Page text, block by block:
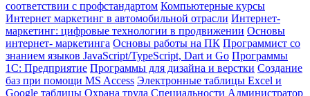
соответствии с профстандартом Компьютерные курсы
Интернет маркетинг в автомобильной отрасли Интернет-
маркетинг: цифровые технологии в продвижении Основы
интернет- маркетинга Основы работы на ПК Программист со
знанием языков JavaScript/TypeScript, Dart и Go Программы
1С: Предприятие Программы для дизайна и верстки Создание
баз при помощи MS Access Электронные таблицы Excel и
Google таблицы Охрана труда Специальности Администратор